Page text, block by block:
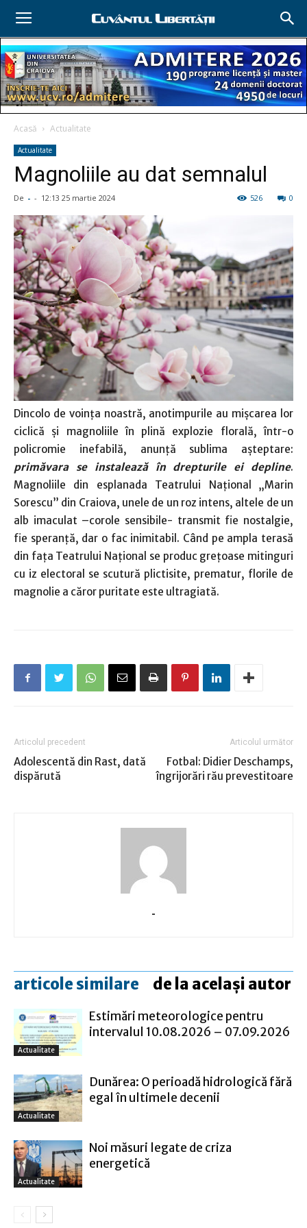
Acasă Actualitate
Actualitate
Magnoliile au dat semnalul
De - - 12:13 25 martie 2024 0
526
Dincolo de voinţa noastră, anotimpurile au mişcarea lor
ciclică şi magnoliile în plină explozie florală, într-o
policromie inefabilă, anunţă sublima aşteptare:
primăvara se instalează în drepturile ei depline.
Magnoliile din esplanada Teatrului Naţional „Marin
Sorescu” din Craiova, unele de un roz intens, altele de un
alb imaculat –corole sensibile- transmit fie nostalgie,
fie speranţă, dar o fac inimitabil. Când pe ampla terasă
din faţa Teatrului Naţional se produc greţoase mitinguri
cu iz electoral se scutură plictisite, prematur, florile de
magnolie a căror puritate este ultragiată.
Articolul precedent
Adolescentă din Rast, dată
dispărută
Articolul următor
Fotbal: Didier Deschamps,
îngrijorări rău prevestitoare
-
articole similare de la același autor
Actualitate
Estimări meteorologice pentru
intervalul 10.08.2026 – 07.09.2026
Actualitate
Dunărea: O perioadă hidrologică fără
egal în ultimele decenii
Actualitate
Noi măsuri legate de criza
energetică